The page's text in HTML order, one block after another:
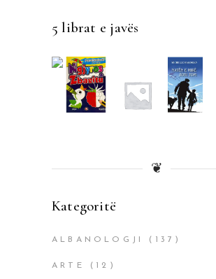
5 librat e javës
❦
Kategoritë
ALBANOLOGJI (137)
ARTE (12)